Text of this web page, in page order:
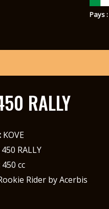
Pays :
RALLY
KOVE
RALLY
450 cc
Rider by Acerbis